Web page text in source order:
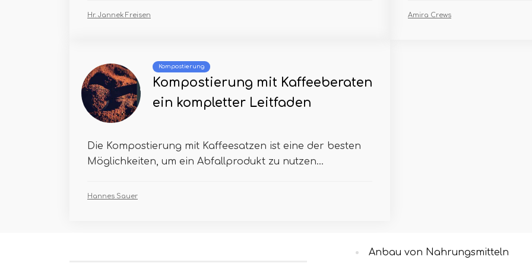
Hr. Jannek Freisen Amira Crews
Kompostierung
Kompostierung mit Kaffeeberaten
ein kompletter Leitfaden
Die Kompostierung mit Kaffeesatzen ist eine der besten
Möglichkeiten, um ein Abfallprodukt zu nutzen...
Hannes Sauer
Anbau von Nahrungsmitteln